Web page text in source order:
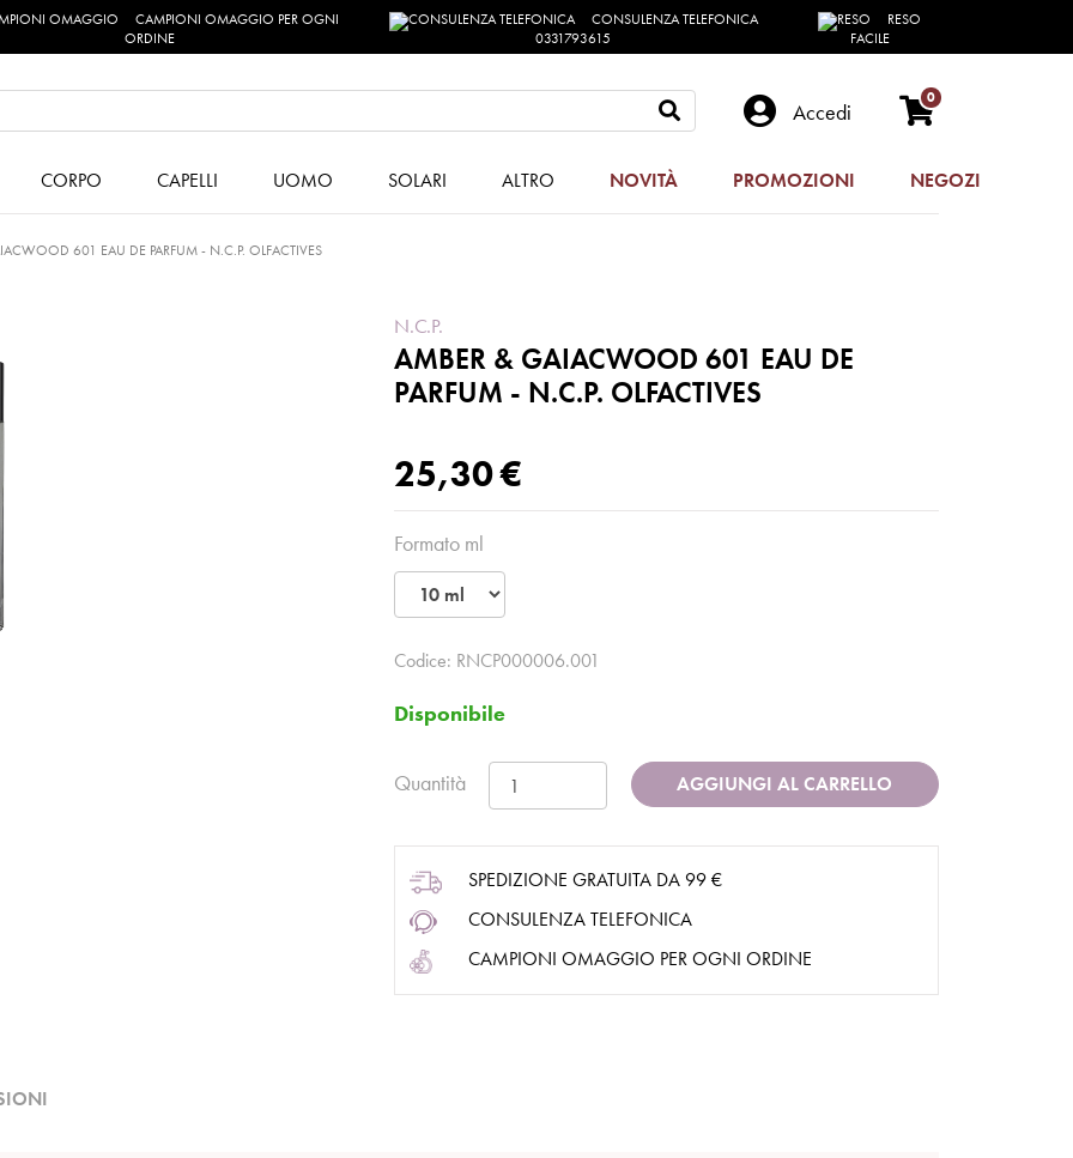
CAMPIONI OMAGGIO PER OGNI
ORDINE
CONSULENZA TELEFONICA
0331793615
RESO
FACILE
Accedi
0
CORPO CAPELLI UOMO SOLARI ALTRO NOVITÀ PROMOZIONI NEGOZI
601 EAU DE PARFUM - N.C.P. OLFACTIVES
N.C.P.
AMBER & GAIACWOOD 601 EAU DE
PARFUM - N.C.P. OLFACTIVES
25,30 €
Formato ml
Codice: RNCP000006.001
Disponibile
Quantità AGGIUNGI AL CARRELLO
SPEDIZIONE GRATUITA DA 99 €
CONSULENZA TELEFONICA
CAMPIONI OMAGGIO PER OGNI ORDINE